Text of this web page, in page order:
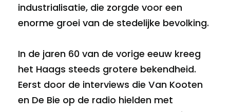
industrialisatie, die zorgde voor een
enorme groei van de stedelijke bevolking.
In de jaren 60 van de vorige eeuw kreeg
het Haags steeds grotere bekendheid.
Eerst door de interviews die Van Kooten
en De Bie op de radio hielden met